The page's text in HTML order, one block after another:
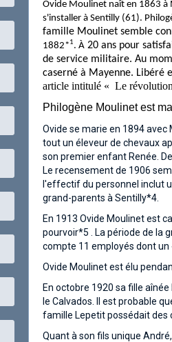
Ovide Moulinet naît en 1863
s'installer à Sentilly (61).
famille Moulinet semble
1882*1. À 20 ans pour
de service militaire. Au
caserné à Mayenne. Libéré
article intitulé « Le
Philogène Moulinet est
Ovide se marie en 1894
tout un éleveur de chevaux
son premier enfant Renée.
Le recensement de 1906
l'effectif du personnel inclut
grand-parents à Sentilly*4.
En 1913 Ovide Moulinet est
pourvoir*5 . La période de la
compte 11 employés dont
Ovide Moulinet est élu
En octobre 1920 sa fille
le Calvados. Il est probable
famille Lepetit possédait des
Quant à son fils unique